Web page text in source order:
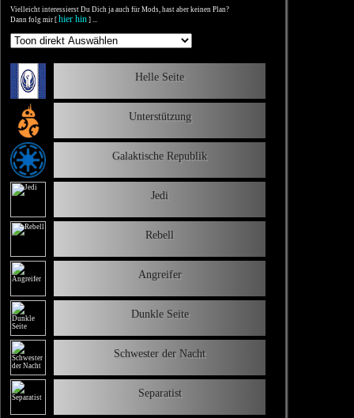
Vielleicht interessierst Du Dich ja auch für Mods, hast aber keinen Plan?
Dann folg mir [ hier hin ] ...
Helle Seite
Unterstützung
Galaktische Republik
Jedi
Rebell
Angreifer
Dunkle Seite
Schwester der Nacht
Separatist